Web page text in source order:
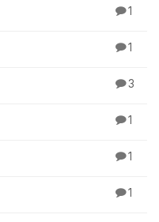
1
1
3
1
1
1